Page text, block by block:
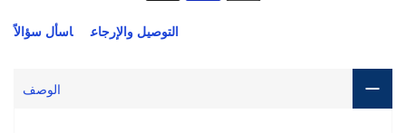
التوصيل والإرجاع اسأل سؤالاً
الوصف